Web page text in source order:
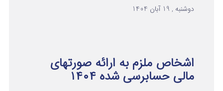
دوشنبه , 19 آبان 1404
اشخاص ملزم به ارائه صورتهای
مالی حسابرسی شده ۱۴۰۴